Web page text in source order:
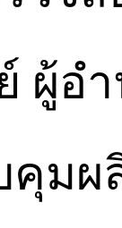
ผู้อ
คุม